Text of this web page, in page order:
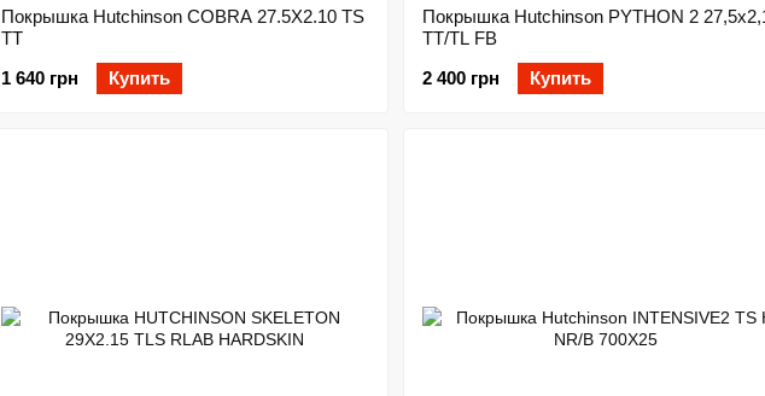
Покрышка Hutchinson COBRA 27.5X2.10 TS
TT
1 640 грн
Купить
Покрышка Hutchinson PYTHON 2
TT/TL FB
2 400 грн
Купить